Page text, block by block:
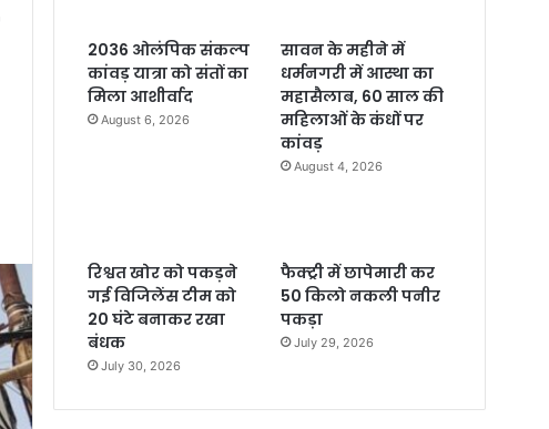
2036 ओलंपिक संकल्प
कांवड़ यात्रा को संतों का
मिला आशीर्वाद
August 6, 2026
सावन के महीने में
धर्मनगरी में आस्था का
महासैलाब, 60 साल की
महिलाओं के कंधों पर
कांवड़
August 4, 2026
रिश्वत खोर को पकड़ने
गई विजिलेंस टीम को
20 घंटे बनाकर रखा
बंधक
July 30, 2026
फैक्ट्री में छापेमारी कर
50 किलो नकली पनीर
पकड़ा
July 29, 2026